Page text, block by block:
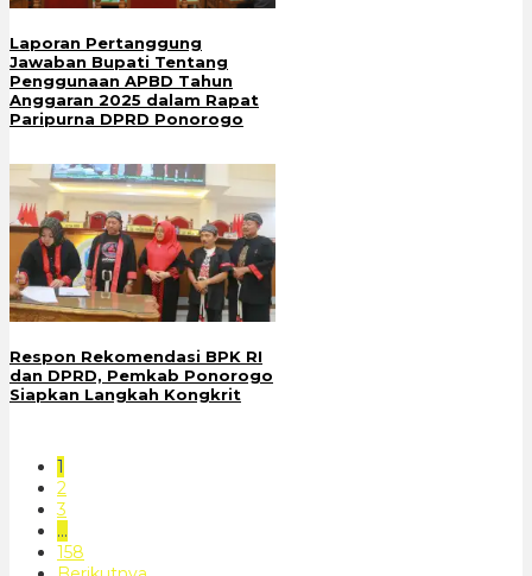
Laporan Pertanggung
Jawaban Bupati Tentang
Penggunaan APBD Tahun
Anggaran 2025 dalam Rapat
Paripurna DPRD Ponorogo
Respon Rekomendasi BPK RI
dan DPRD, Pemkab Ponorogo
Siapkan Langkah Kongkrit
1
2
3
…
158